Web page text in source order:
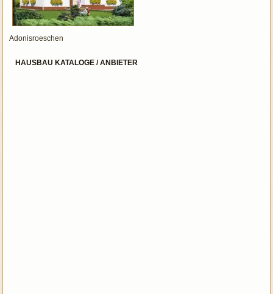
Adonisroeschen
HAUSBAU KATALOGE / ANBIETER